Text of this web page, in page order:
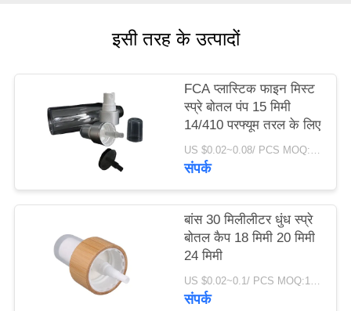
उद्धरण
अनुरोध
साइटमैप
इसी तरह के उत्पादों
FCA प्लास्टिक फाइन मिस्ट
स्प्रे बोतल पंप 15 मिमी
14/410 परफ्यूम तरल के लिए
US $0.02~0.08/ PCS MOQ:10000 पीसी
संपर्क
बांस 30 मिलीलीटर धुंध स्प्रे
बोतल कैप 18 मिमी 20 मिमी
24 मिमी
US $0.02~0.1/ PCS MOQ:10000 पीसी
संपर्क